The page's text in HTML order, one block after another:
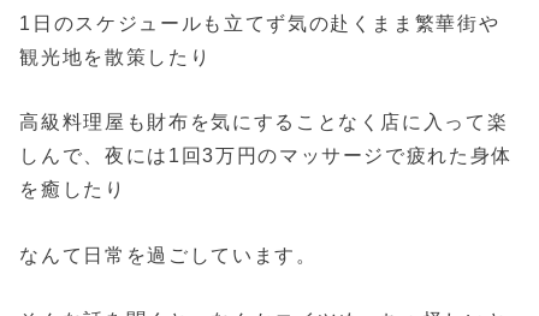
1日のスケジュールも立てず気の赴くまま繁華街や
観光地を散策したり
高級料理屋も財布を気にすることなく店に入って楽
しんで、夜には1回3万円のマッサージで疲れた身体
を癒したり
なんて日常を過ごしています。